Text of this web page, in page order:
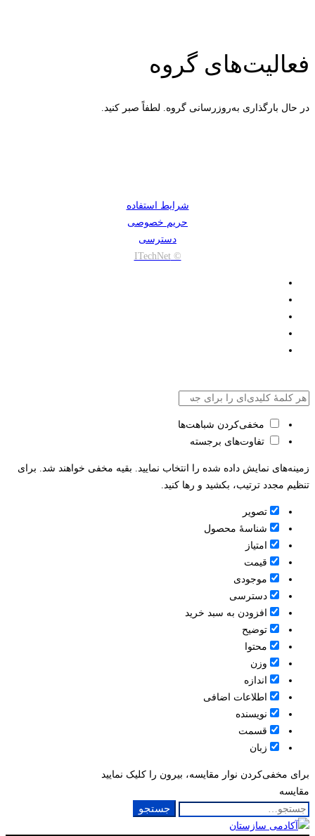
فعالیت‌های گروه
در حال بارگذاری به‌روز‌رسانی گروه. لطفاً صبر کنید.
شرایط استفاده
حریم خصوصی
دسترسی
© ITechNet
مخفی‌کردن شباهت‌ها
تفاوت‌های برجسته
زمینه‌های نمایش داده شده را انتخاب نمایید. بقیه مخفی خواهند شد. برای
تنظیم مجدد ترتیب، بکشید و رها کنید.
تصویر
شناسۀ محصول
امتیاز
قيمت
موجودی
دسترسی
افزودن به سبد خرید
توضیح
محتوا
وزن
اندازه
اطلاعات اضافی
نویسنده
قسمت
زبان
برای مخفی‌کردن نوار مقایسه، بیرون را کلیک نمایید
مقایسه
جستجو
برای:
جستجو